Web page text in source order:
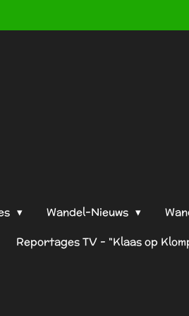
Wandel-Nieuws
Reportages TV - "Klaas op